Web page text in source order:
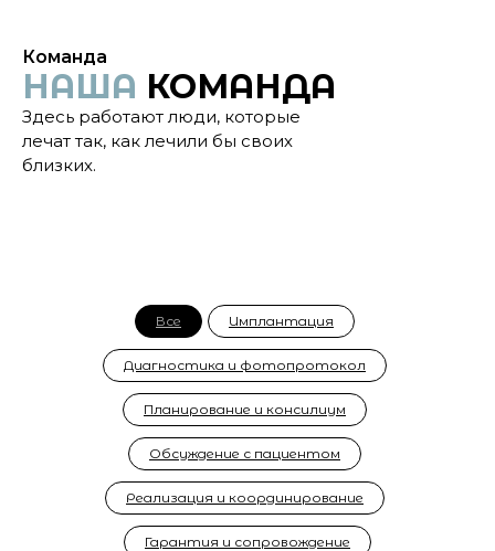
Команда
НАША КОМАНДА
Здесь работают люди, которые
лечат так, как лечили бы своих
близких.
Все Имплантация
Диагностика и фотопротокол
Планирование и консилиум
Обсуждение с пациентом
Реализация и координирование
Гарантия и сопровождение